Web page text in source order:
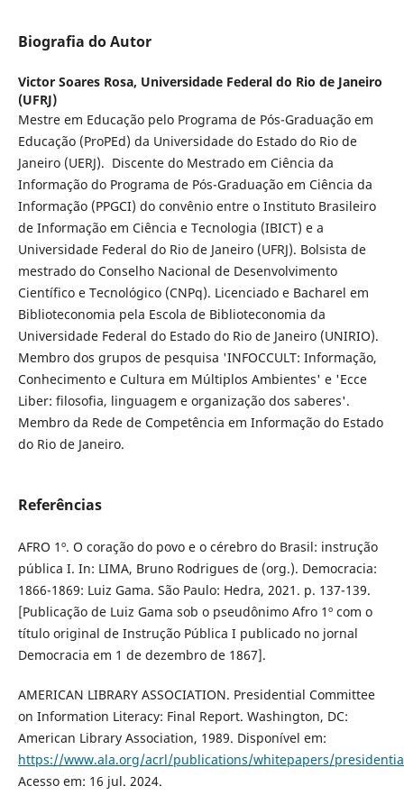
Biografia do Autor
Victor Soares Rosa, Universidade Federal do Rio de Janeiro
(UFRJ)
Mestre em Educação pelo Programa de Pós-Graduação em
Educação (ProPEd) da Universidade do Estado do Rio de
Janeiro (UERJ). Discente do Mestrado em Ciência da
Informação do Programa de Pós-Graduação em Ciência da
Informação (PPGCI) do convênio entre o Instituto Brasileiro
de Informação em Ciência e Tecnologia (IBICT) e a
Universidade Federal do Rio de Janeiro (UFRJ). Bolsista de
mestrado do Conselho Nacional de Desenvolvimento
Científico e Tecnológico (CNPq). Licenciado e Bacharel em
Biblioteconomia pela Escola de Biblioteconomia da
Universidade Federal do Estado do Rio de Janeiro (UNIRIO).
Membro dos grupos de pesquisa 'INFOCCULT: Informação,
Conhecimento e Cultura em Múltiplos Ambientes' e 'Ecce
Liber: filosofia, linguagem e organização dos saberes'.
Membro da Rede de Competência em Informação do Estado
do Rio de Janeiro.
Referências
AFRO 1º. O coração do povo e o cérebro do Brasil: instrução
pública I. In: LIMA, Bruno Rodrigues de (org.). Democracia:
1866-1869: Luiz Gama. São Paulo: Hedra, 2021. p. 137-139.
[Publicação de Luiz Gama sob o pseudônimo Afro 1º com o
título original de Instrução Pública I publicado no jornal
Democracia em 1 de dezembro de 1867].
AMERICAN LIBRARY ASSOCIATION. Presidential Committee
on Information Literacy: Final Report. Washington, DC:
American Library Association, 1989. Disponível em:
https://www.ala.org/acrl/publications/whitepapers/
Acesso em: 16 jul. 2024.